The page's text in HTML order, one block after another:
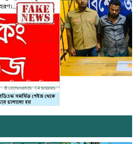
বিভ্রান্তি